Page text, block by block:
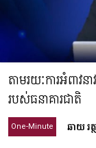
តាមរយៈការអំពាវ
របស់ធនាគារជាតិ
One-Minute ឆាយ រត្